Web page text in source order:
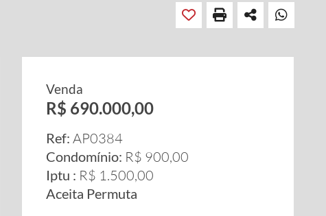
Venda
R$ 690.000,00
Ref: AP0384
Condomínio: R$ 900,00
Iptu : R$ 1.500,00
Aceita Permuta